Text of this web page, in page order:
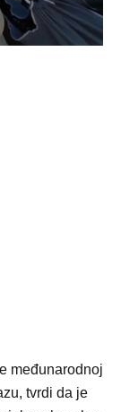
međunarodnoj
tvrdi da je